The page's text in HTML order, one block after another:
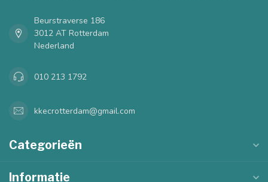
Beurstraverse 186
3012 AT Rotterdam
Nederland
010 213 1792
kkecrotterdam@gmail.com
Categorieën
Informatie